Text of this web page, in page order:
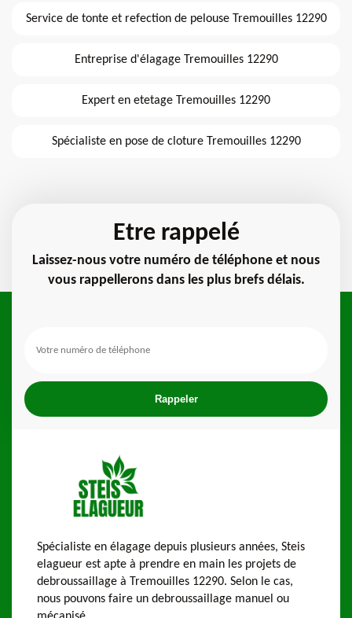
Service de tonte et refection de pelouse Tremouilles 12290
Entreprise d'élagage Tremouilles 12290
Expert en etetage Tremouilles 12290
Spécialiste en pose de cloture Tremouilles 12290
Etre rappelé
Laissez-nous votre numéro de téléphone et nous
vous rappellerons dans les plus brefs délais.
Spécialiste en élagage depuis plusieurs années, Steis
elagueur est apte à prendre en main les projets de
debroussaillage à Tremouilles 12290. Selon le cas,
nous pouvons faire un debroussaillage manuel ou